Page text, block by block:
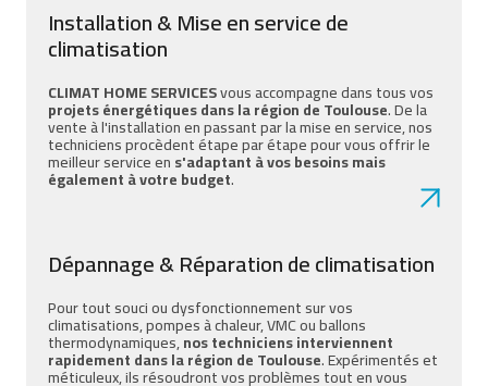
Installation & Mise en service de
climatisation
CLIMAT HOME SERVICESvous accompagne dans tous vos
projets énergétiques dans la région de Toulouse. De la
vente à l'installation en passant par la mise en service, nos
techniciens procèdent étape par étape pour vous offrir le
meilleur service ens'adaptant à vos besoins mais
également à votre budget.
Dépannage & Réparation de climatisation
Pour tout souci ou dysfonctionnement sur vos
climatisations, pompes à chaleur, VMC ou ballons
thermodynamiques,nos techniciens interviennent
rapidement dans la région de Toulouse. Expérimentés et
méticuleux, ils résoudront vos problèmes tout en vous